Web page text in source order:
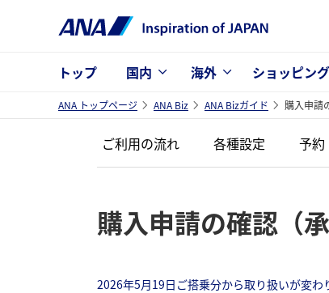
トップ 国内 海外 ショッピン
ANA トップページ ANA Biz ANA Bizガイド 購入申請
ご利用の流れ 各種設定 予約
購入申請の確認（
2026年5月19日ご搭乗分から取り扱いが変わ